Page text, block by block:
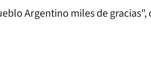
Argentino miles de